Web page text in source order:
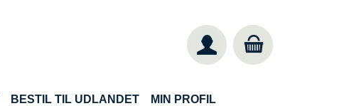
BESTIL TIL UDLANDET MIN PROFIL